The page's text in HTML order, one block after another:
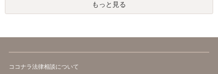
もっと見る
ココナラ法律相談について